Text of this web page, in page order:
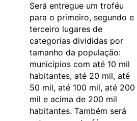
Será entregue um troféu
para o primeiro, segundo e
terceiro lugares de
categorias divididas por
tamanho da população:
municípios com até 10 mil
habitantes, até 20 mil, até
50 mil, até 100 mil, até 200
mil e acima de 200 mil
habitantes. Também será